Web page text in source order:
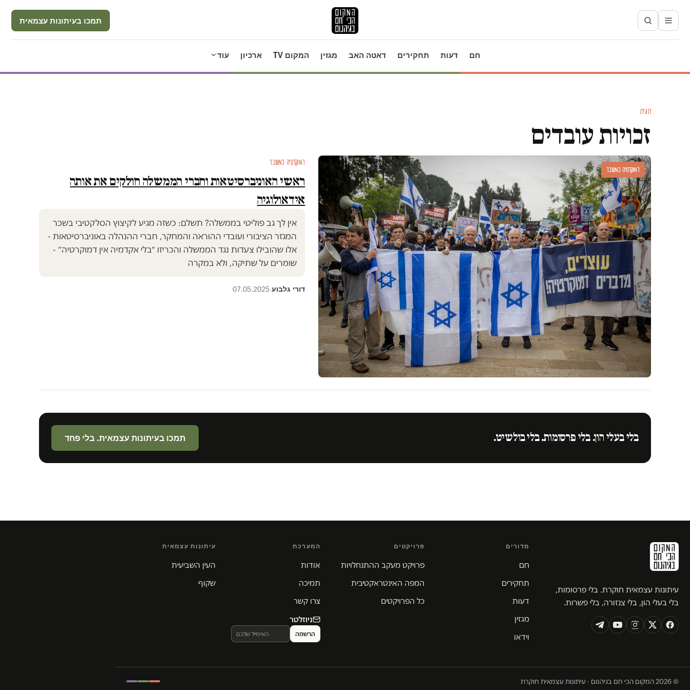
תמכו בעיתונות עצמאית
חם דעות תחקירים דאטה האב מגזין המקום TV ארכיון עוד
תגית
זכויות עובדים
דמוקרטיה במשבר
דמוקרטיה במשבר
ראשי האוניברסיטאות וחברי הממשלה חולקים את אותה
אידאולוגיה
אין לך גב פוליטי בממשלה? תשלם: כשזה מגיע לקיצוץ הסלקטיבי בשכר
המגזר הציבורי ועובדי ההוראה והמחקר, חברי ההנהלה באוניברסיטאות -
אלו שהובילו צעדות נגד הממשלה והכריזו ״בלי אקדמיה אין דמוקרטיה״ -
שומרים על שתיקה, ולא במקרה
דורי גלבוע·
07.05.2025
בלי בעלי הון. בלי פרסומות. בלי בולשיט. תמכו בעיתונות עצמאית. בלי פחד
עיתונות עצמאית חוקרת. בלי פרסומות,
בלי בעלי הון, בלי צנזורה, בלי פשרות.
מדורים
חם
תחקירים
דעות
מגזין
וידאו
פרויקטים
פרויקט מעקב ההתנחלויות
המפה האינטראקטיבית
כל הפרויקטים
המערכת
אודות
תמיכה
צרו קשר
ניוזלטר
עיתונות עצמאית
העין השביעית
שקוף
© 2026 המקום הכי חם בגיהנום · עיתונות עצמאית חוקרת